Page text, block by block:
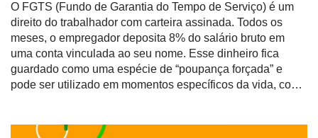
O FGTS (Fundo de Garantia do Tempo de Serviço) é um
direito do trabalhador com carteira assinada. Todos os
meses, o empregador deposita 8% do salário bruto em
uma conta vinculada ao seu nome. Esse dinheiro fica
guardado como uma espécie de “poupança forçada” e
pode ser utilizado em momentos específicos da vida, como